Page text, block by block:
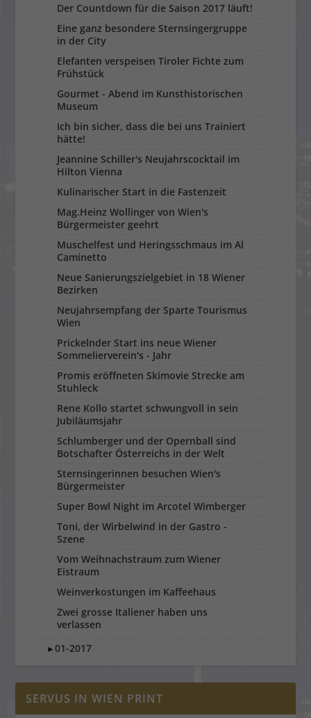
Der Countdown für die Saison 2017 läuft!
Eine ganz besondere Sternsingergruppe
in der City
Elefanten verspeisen Tiroler Fichte zum
Frühstück
Gourmet - Abend im Kunsthistorischen
Museum
Ich bin sicher, dass die bei uns Trainiert
hätte!
Jeannine Schiller's Neujahrscocktail im
Hilton Vienna
Kulinarischer Start in die Fastenzeit
Mag.Heinz Wollinger von Wien's
Bürgermeister geehrt
Muschelfest und Heringsschmaus im Al
Caminetto
Neue Sanierungszielgebiet in 18 Wiener
Bezirken
Neujahrsempfang der Sparte Tourismus
Wien
Prickelnder Start ins neue Wiener
Sommelierverein's - Jahr
Promis eröffneten Skimovie Strecke am
Stuhleck
Rene Kollo startet schwungvoll in sein
Jubiläumsjahr
Schlumberger und der Opernball sind
Botschafter Österreichs in der Welt
Sternsingerinnen besuchen Wien's
Bürgermeister
Super Bowl Night im Arcotel Wimberger
Toni, der Wirbelwind in der Gastro -
Szene
Vom Weihnachstraum zum Wiener
Eistraum
Weinverkostungen im Kaffeehaus
Zwei grosse Italiener haben uns
verlassen
►01-2017
SERVUS IN WIEN PRINT